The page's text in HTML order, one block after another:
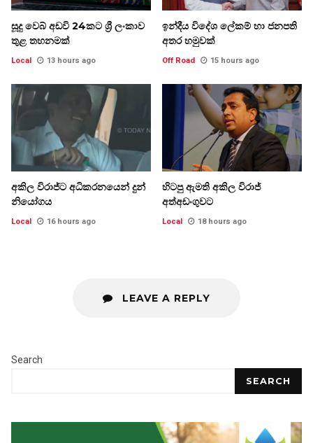
සූදු වෙබ් අඩවි 24කට ශ්‍රී ලංකාව
තුළ තහනමක්
Local 13 hours ago
ඉන්දීය විදේශ ලේකම් හා ජනපති
අතර හමුවක්
Off Road 15 hours ago
අකිල විරාජ්ට අධිකරනයෙන් දුන්
නියෝගය
Local 16 hours ago
හිටපු ඇමති අකිල විරාජ්
අත්අඩංගුවට
Local 18 hours ago
LEAVE A REPLY
Search
SEARCH